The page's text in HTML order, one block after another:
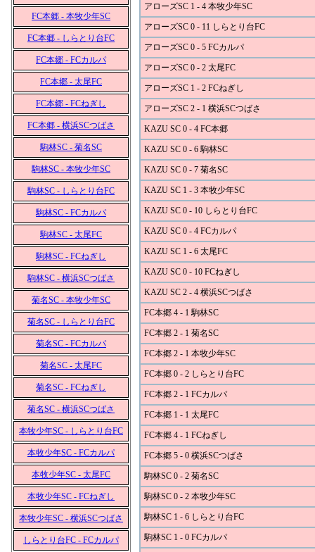
FC本郷 - 本牧少年SC
FC本郷 - しらとり台FC
FC本郷 - FCカルパ
FC本郷 - 太尾FC
FC本郷 - FCねぎし
FC本郷 - 横浜SCつばさ
駒林SC - 菊名SC
駒林SC - 本牧少年SC
駒林SC - しらとり台FC
駒林SC - FCカルパ
駒林SC - 太尾FC
駒林SC - FCねぎし
駒林SC - 横浜SCつばさ
菊名SC - 本牧少年SC
菊名SC - しらとり台FC
菊名SC - FCカルパ
菊名SC - 太尾FC
菊名SC - FCねぎし
菊名SC - 横浜SCつばさ
本牧少年SC - しらとり台FC
本牧少年SC - FCカルパ
本牧少年SC - 太尾FC
本牧少年SC - FCねぎし
本牧少年SC - 横浜SCつばさ
しらとり台FC - FCカルパ
アローズSC 1 - 4 本牧少年SC
アローズSC 0 - 11 しらとり台FC
アローズSC 0 - 5 FCカルパ
アローズSC 0 - 2 太尾FC
アローズSC 1 - 2 FCねぎし
アローズSC 2 - 1 横浜SCつばさ
KAZU SC 0 - 4 FC本郷
KAZU SC 0 - 6 駒林SC
KAZU SC 0 - 7 菊名SC
KAZU SC 1 - 3 本牧少年SC
KAZU SC 0 - 10 しらとり台FC
KAZU SC 0 - 4 FCカルパ
KAZU SC 1 - 6 太尾FC
KAZU SC 0 - 10 FCねぎし
KAZU SC 2 - 4 横浜SCつばさ
FC本郷 4 - 1 駒林SC
FC本郷 2 - 1 菊名SC
FC本郷 2 - 1 本牧少年SC
FC本郷 0 - 2 しらとり台FC
FC本郷 2 - 1 FCカルパ
FC本郷 1 - 1 太尾FC
FC本郷 4 - 1 FCねぎし
FC本郷 5 - 0 横浜SCつばさ
駒林SC 0 - 2 菊名SC
駒林SC 0 - 2 本牧少年SC
駒林SC 1 - 6 しらとり台FC
駒林SC 1 - 0 FCカルパ